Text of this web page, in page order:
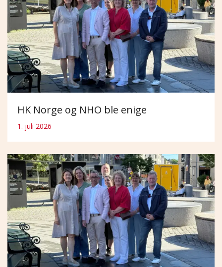
HK Norge og NHO ble enige
1. juli 2026